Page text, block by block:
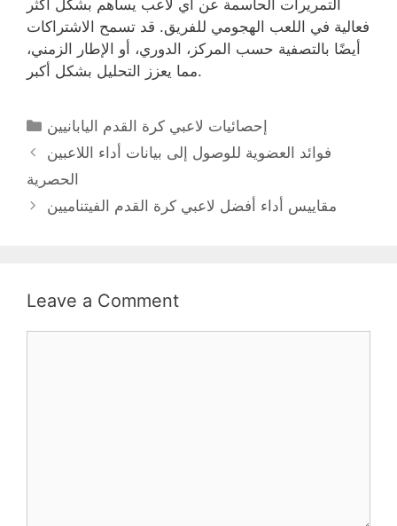
التمريرات الحاسمة عن أي لاعب يساهم بشكل أكثر
فعالية في اللعب الهجومي للفريق. قد تسمح الاشتراكات
أيضًا بالتصفية حسب المركز، الدوري، أو الإطار الزمني،
مما يعزز التحليل بشكل أكبر.
Categories
إحصائيات لاعبي كرة القدم اليابانيين
فوائد العضوية للوصول إلى بيانات أداء اللاعبين
الحصرية
مقاييس أداء أفضل لاعبي كرة القدم الفيتناميين
Leave a Comment